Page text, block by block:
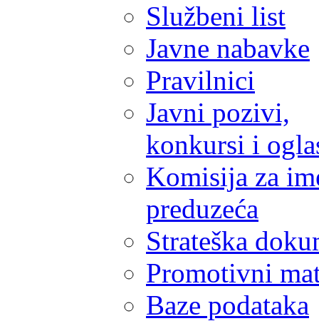
Službeni list
Javne nabavke
Pravilnici
Javni pozivi,
konkursi i
Komisija za
preduzeća
Strateška
Promotivni
Baze podataka